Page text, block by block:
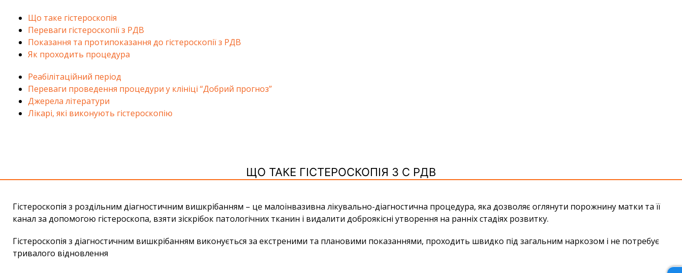
Що таке гістероскопія
Переваги гістероскопії з РДВ
Показання та протипоказання до гістероскопії з РДВ
Як проходить процедура
Реабілітаційний період
Переваги проведення процедури у клініці “Добрий прогноз”
Джерела літератури
Лікарі, які виконують гістероскопію
ЩО ТАКЕ ГІСТЕРОСКОПІЯ З С РДВ
Гістероскопія з роздільним діагностичним вишкрібанням – це малоінвазивна лікувально-діагностична процедура, яка дозволяє оглянути порожнину матки та її
канал за допомогою гістероскопа, взяти зіскрібок патологічних тканин і видалити доброякісні утворення на ранніх стадіях розвитку.
Гістероскопія з діагностичним вишкрібанням виконується за екстреними та плановими показаннями, проходить швидко під загальним наркозом і не потребує
тривалого відновлення